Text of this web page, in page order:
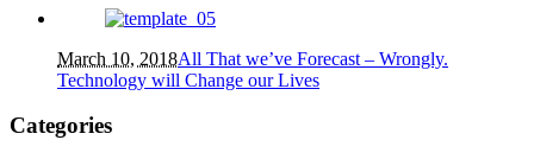
March 10, 2018All That we’ve Forecast – Wrongly.
Technology will Change our Lives
Categories